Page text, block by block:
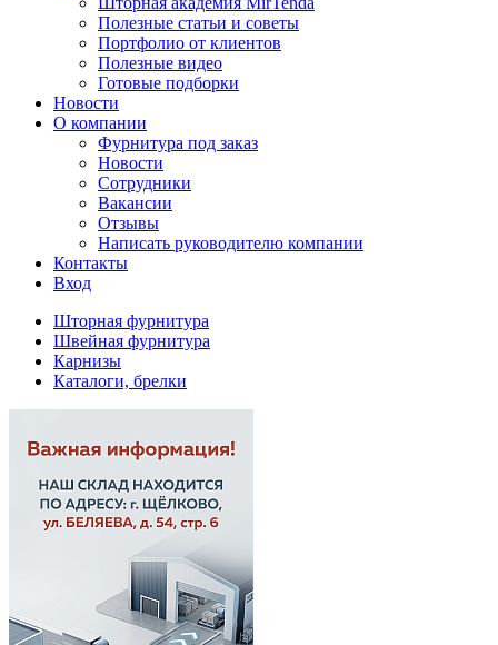
Полезные статьи и советы
Портфолио от клиентов
Полезные видео
Готовые подборки
Новости
О компании
Фурнитура под заказ
Новости
Сотрудники
Вакансии
Отзывы
Написать руководителю компании
Контакты
Вход
Шторная фурнитура
Швейная фурнитура
Карнизы
Каталоги, брелки